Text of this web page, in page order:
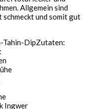
Allgemein sind
schmeckt und somit gut
Zutaten:
Ingwer